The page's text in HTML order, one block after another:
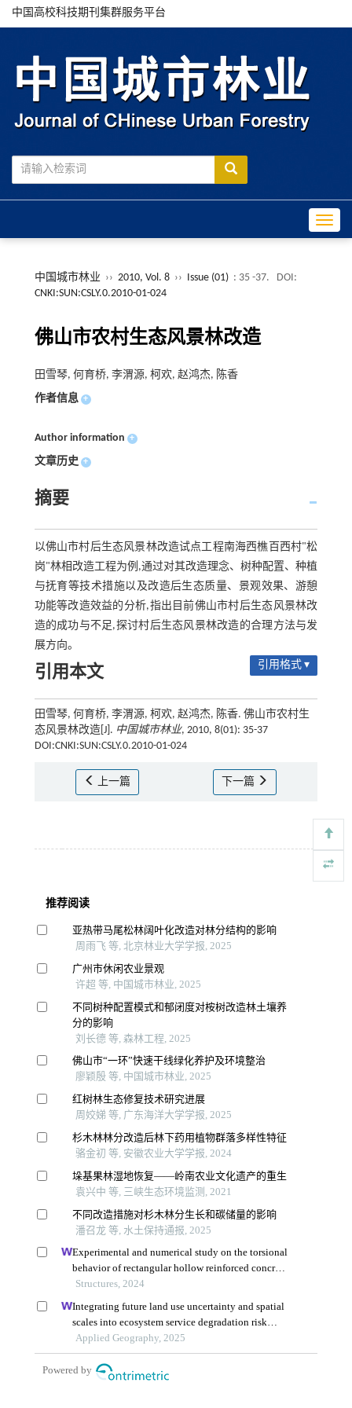
中国高校科技期刊集群服务平台
中国城市林业 ›› 2010, Vol. 8 ›› Issue (01) : 35 -37.
DOI:
CNKI:SUN:CSLY.0.2010-01-024
佛山市农村生态风景林改造
田雪琴, 何育桥, 李渭源, 柯欢, 赵鸿杰, 陈香
作者信息 +
Author information +
文章历史 +
摘要
以佛山市村后生态风景林改造试点工程南海西樵百西村"松
岗"林相改造工程为例,通过对其改造理念、树种配置、种植
与抚育等技术措施以及改造后生态质量、景观效果、游憩
功能等改造效益的分析,指出目前佛山市村后生态风景林改
造的成功与不足,探讨村后生态风景林改造的合理方法与发
展方向。
引用本文 引用格式 ▾
田雪琴, 何育桥, 李渭源, 柯欢, 赵鸿杰, 陈香. 佛山市农村生
态风景林改造[J]. 中国城市林业, 2010, 8(01): 35-37
DOI:CNKI:SUN:CSLY.0.2010-01-024
上一篇 下一篇